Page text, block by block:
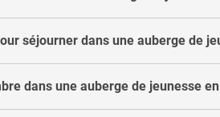
séjourner dans une auberge de
dans une auberge de jeunesse